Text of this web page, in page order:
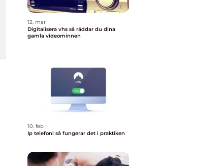
12. mar
Digitalisera vhs så räddar du dina
gamla videominnen
10. feb
Ip telefoni så fungerar det i praktiken